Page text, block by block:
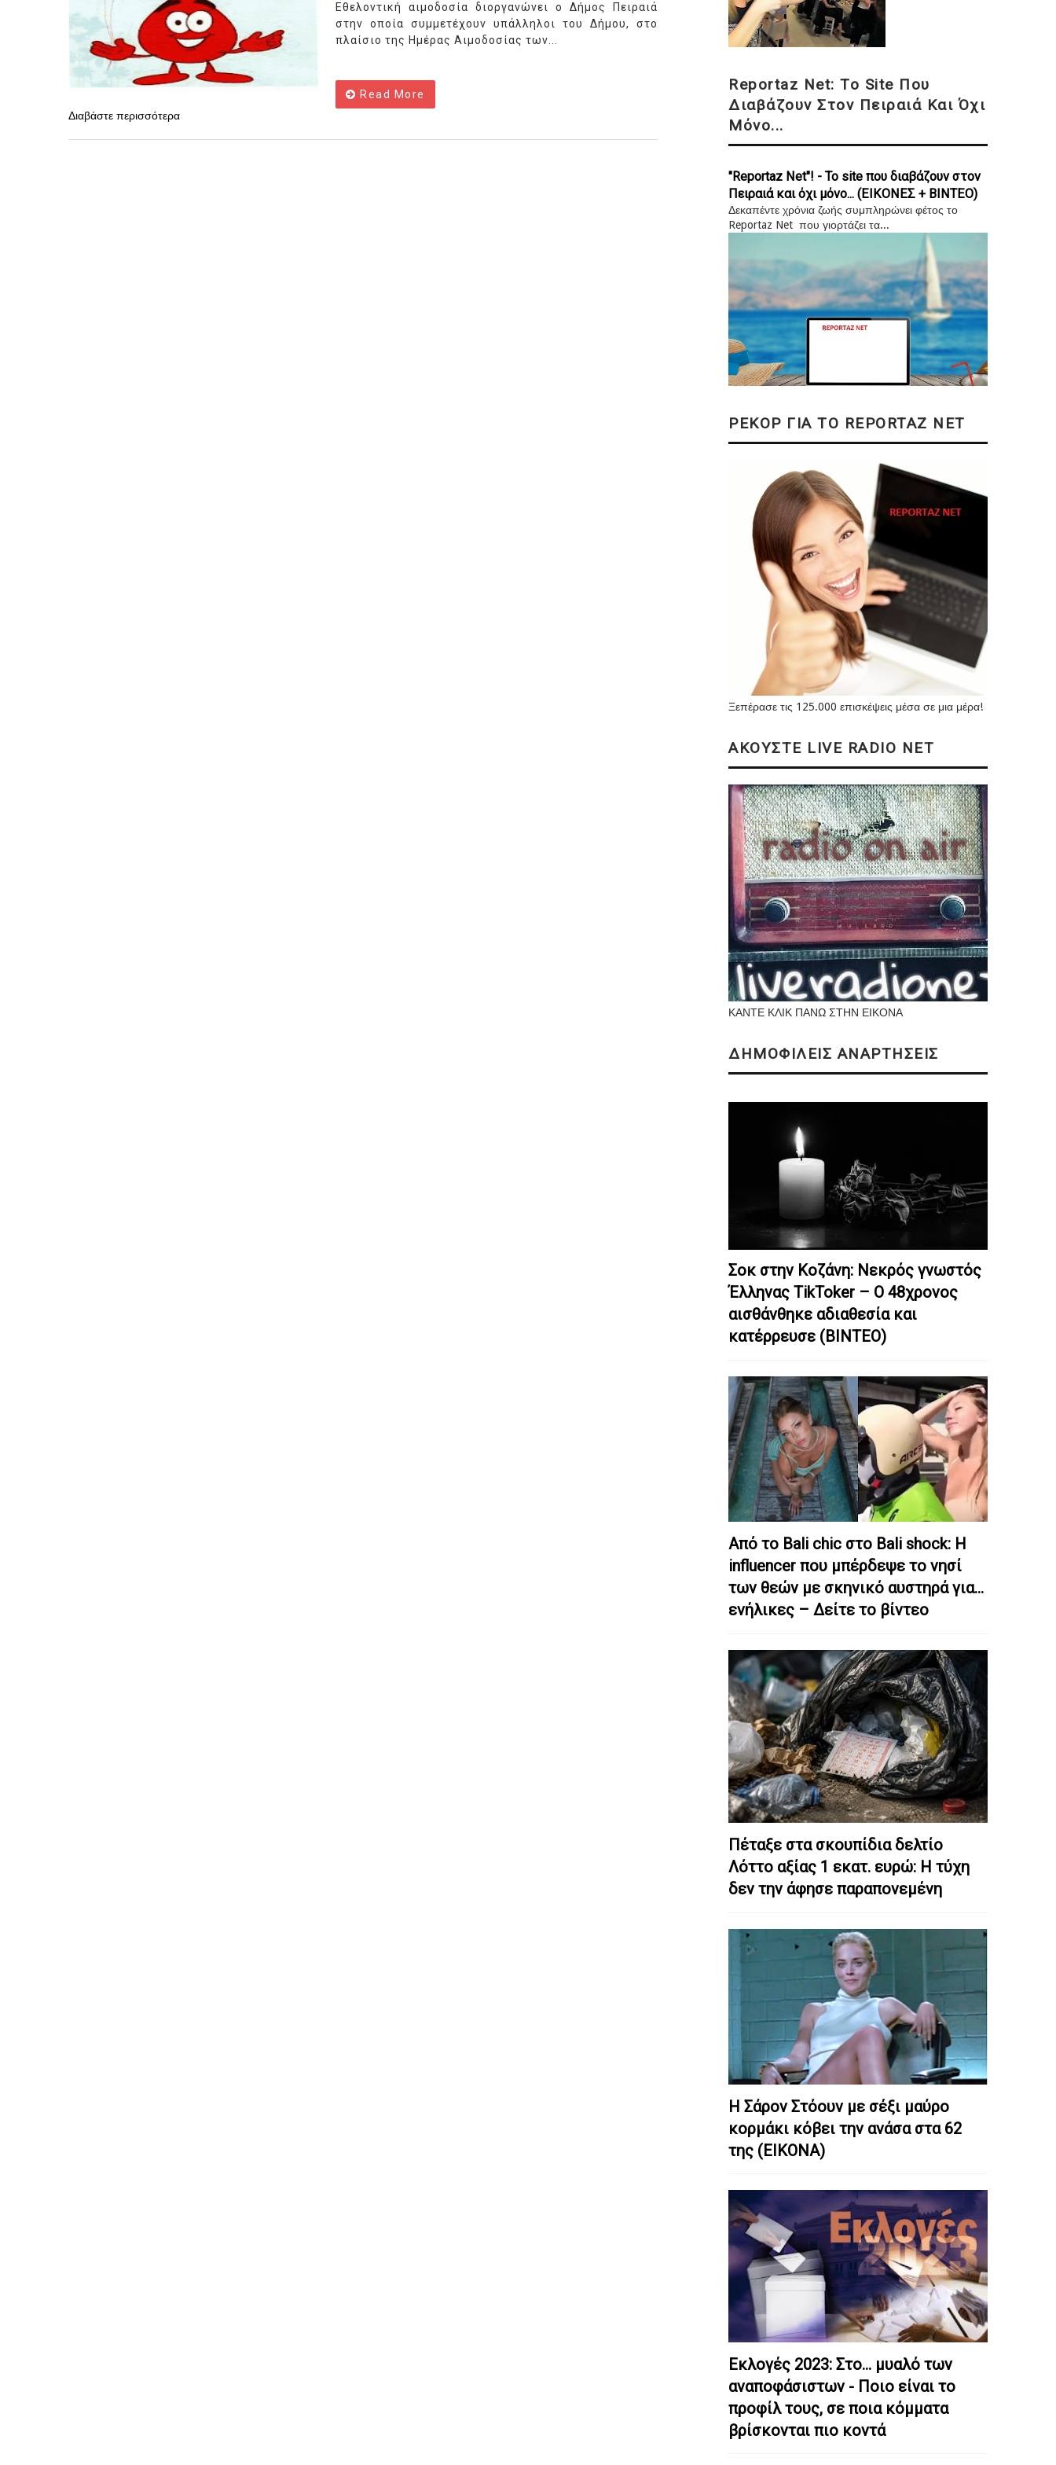
Εθελοντική αιμοδοσία διοργανώνει ο Δήμος Πειραιά
στην οποία συμμετέχουν υπάλληλοι του Δήμου, στο
πλαίσιο της Ημέρας Αιμοδοσίας των...
Read More
Διαβάστε περισσότερα
Reportaz Net: Το Site Που
Διαβάζουν Στον Πειραιά Και Όχι
Μόνο...
"Reportaz Net"! - Το site που διαβάζουν στον
Πειραιά και όχι μόνο... (ΕΙΚΟΝΕΣ + ΒΙΝΤΕΟ)
Δεκαπέντε χρόνια ζωής συμπληρώνει φέτος το
Reportaz Net που γιορτάζει τα...
ΡΕΚΟΡ ΓΙΑ ΤΟ REPORTAZ NET
Ξεπέρασε τις 125.000 επισκέψεις μέσα σε μια μέρα!
ΑΚΟΥΣΤΕ LIVE RADIO NET
ΚΑΝΤΕ ΚΛΙΚ ΠΑΝΩ ΣΤΗΝ ΕΙΚΟΝΑ
ΔΗΜΟΦΙΛΕΙΣ ΑΝΑΡΤΗΣΕΙΣ
Σοκ στην Κοζάνη: Nεκρός γνωστός
Έλληνας TikToker – Ο 48χρονος
αισθάνθηκε αδιαθεσία και
κατέρρευσε (ΒΙΝΤΕΟ)
Από το Bali chic στο Bali shock: Η
influencer που μπέρδεψε το νησί
των θεών με σκηνικό αυστηρά για…
ενήλικες – Δείτε το βίντεο
Πέταξε στα σκουπίδια δελτίο
Λόττο αξίας 1 εκατ. ευρώ: Η τύχη
δεν την άφησε παραπονεμένη
Η Σάρον Στόουν με σέξι μαύρο
κορμάκι κόβει την ανάσα στα 62
της (ΕΙΚΟΝΑ)
Εκλογές 2023: Στο… μυαλό των
αναποφάσιστων - Ποιο είναι το
προφίλ τους, σε ποια κόμματα
βρίσκονται πιο κοντά